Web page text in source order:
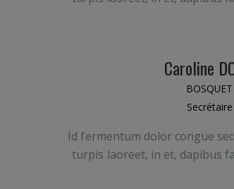
Caroline
BOSQUET
Secrétaire
Id fermentum dolor congue
turpis laoreet, in et, dapibus